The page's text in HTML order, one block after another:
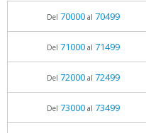
Del 70000al 70499
Del 71000al 71499
Del 72000al 72499
Del 73000al 73499